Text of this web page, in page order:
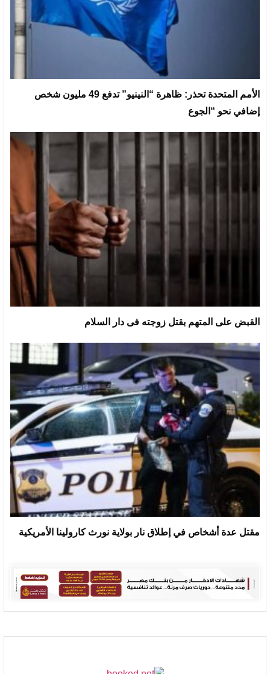
الأمم المتحدة تحذر: ظاهرة “النينيو” تدفع 49 مليون شخص
إضافي نحو “الجوع
القبض على المتهم بقتل زوجته فى دار السلام
مقتل عدة أشخاص في إطلاق نار بولاية نورث كارولينا الأمريكية